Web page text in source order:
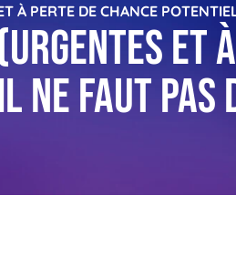
À PERTE DE CHANCE
et
faut pas